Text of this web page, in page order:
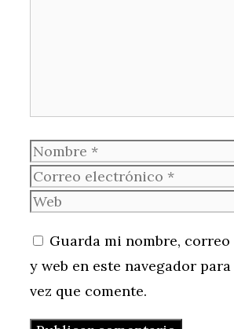
Nombre
Guarda mi nombre,
y web en este navegador
vez que comente.